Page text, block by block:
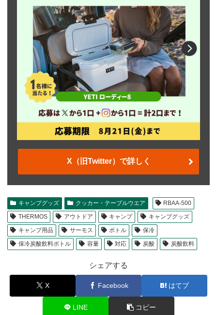
X（旧Twitter）で詳しく
キャンプグッズ クッカー・テーブルウエア
RBAA-500
THERMOS
アウトドア キャンプ
キャンプグッズ
キャンプ用品
サーモス ボトル
保冷
保冷炭酸飲料ボトル
容量 対応 炭酸 炭酸飲料
シェアする
X Facebook はてブ
LINE コピー